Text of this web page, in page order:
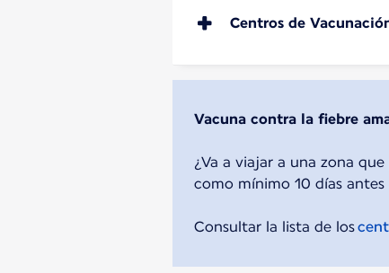
Centros de
Vacuna contra la fiebre
¿Va a viajar a una zona
como mínimo 10 días antes
Consultar la lista de los